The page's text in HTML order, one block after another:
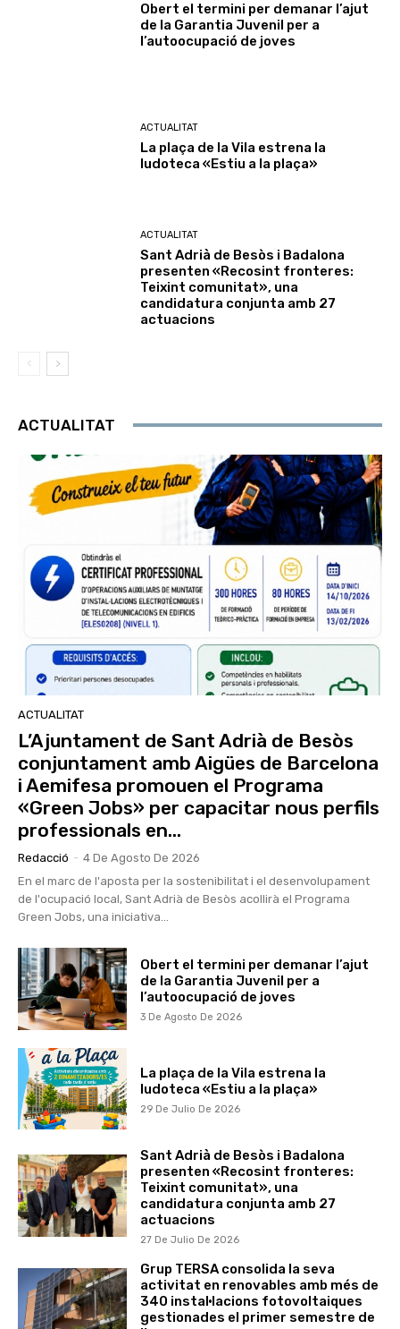
Obert el termini per demanar l’ajut
de la Garantia Juvenil per a
l’autoocupació de joves
ACTUALITAT
La plaça de la Vila estrena la
ludoteca «Estiu a la plaça»
ACTUALITAT
Sant Adrià de Besòs i Badalona
presenten «Recosint fronteres:
Teixint comunitat», una
candidatura conjunta amb 27
actuacions
ACTUALITAT
ACTUALITAT
L’Ajuntament de Sant Adrià de Besòs
conjuntament amb Aigües de Barcelona
i Aemifesa promouen el Programa
«Green Jobs» per capacitar nous perfils
professionals en...
Redacció - 4 De Agosto De 2026
En el marc de l'aposta per la sostenibilitat i el desenvolupament
de l'ocupació local, Sant Adrià de Besòs acollirà el Programa
Green Jobs, una iniciativa...
Obert el termini per demanar l’ajut
de la Garantia Juvenil per a
l’autoocupació de joves
3 De Agosto De 2026
La plaça de la Vila estrena la
ludoteca «Estiu a la plaça»
29 De Julio De 2026
Sant Adrià de Besòs i Badalona
presenten «Recosint fronteres:
Teixint comunitat», una
candidatura conjunta amb 27
actuacions
27 De Julio De 2026
Grup TERSA consolida la seva
activitat en renovables amb més de
340 instal·lacions fotovoltaiques
gestionades el primer semestre de